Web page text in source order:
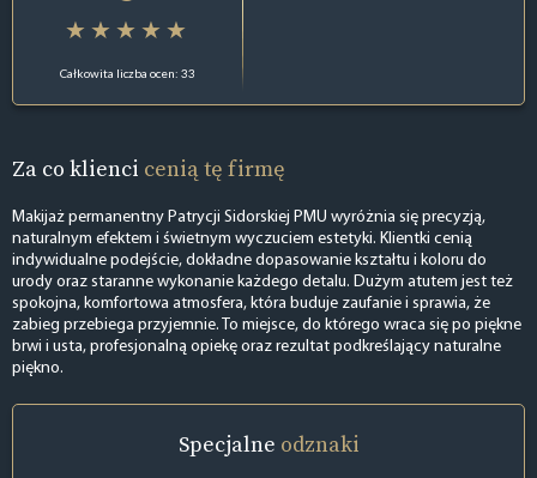
Całkowita liczba ocen: 33
Za co klienci cenią tę firmę
Makijaż permanentny Patrycji Sidorskiej PMU wyróżnia się precyzją,
naturalnym efektem i świetnym wyczuciem estetyki. Klientki cenią
indywidualne podejście, dokładne dopasowanie kształtu i koloru do
urody oraz staranne wykonanie każdego detalu. Dużym atutem jest też
spokojna, komfortowa atmosfera, która buduje zaufanie i sprawia, że
zabieg przebiega przyjemnie. To miejsce, do którego wraca się po piękne
brwi i usta, profesjonalną opiekę oraz rezultat podkreślający naturalne
piękno.
Specjalne odznaki